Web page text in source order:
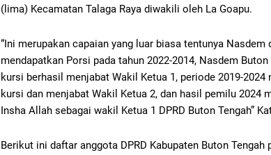
(lima) Kecamatan Talaga Raya diwakili oleh La Goapu.
“Ini merupakan capaian yang luar biasa tentunya Nasdem
mendapatkan Porsi pada tahun 2022-2014, Nasdem
kursi berhasil menjabat Wakil Ketua 1, periode 2019-2024
kursi dan menjabat Wakil Ketua 2, dan hasil pemilu 2024
Insha Allah sebagai wakil Ketua 1 DPRD Buton Tengah”
Berikut ini daftar anggota DPRD Kabupaten Buton Tengah